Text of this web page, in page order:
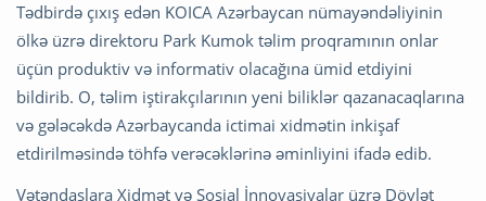
Tədbirdə çıxış edən KOICA Azərbaycan nümayəndəliyinin
ölkə üzrə direktoru Park Kumok təlim proqramının onlar
üçün produktiv və informativ olacağına ümid etdiyini
bildirib. O, təlim iştirakçılarının yeni biliklər qazanacaqlarına
və gələcəkdə Azərbaycanda ictimai xidmətin inkişaf
etdirilməsində töhfə verəcəklərinə əminliyini ifadə edib.
Vətəndaşlara Xidmət və Sosial İnnovasiyalar üzrə Dövlət